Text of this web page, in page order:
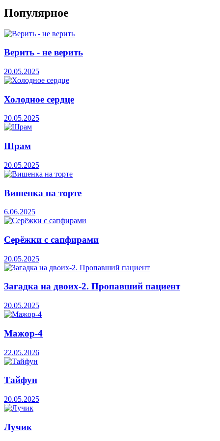
Популярное
Верить - не верить
20.05.2025
Холодное сердце
20.05.2025
Шрам
20.05.2025
Вишенка на торте
6.06.2025
Серёжки с сапфирами
20.05.2025
Загадка на двоих-2. Пропавший пациент
20.05.2025
Мажор-4
22.05.2026
Тайфун
20.05.2025
Лучик